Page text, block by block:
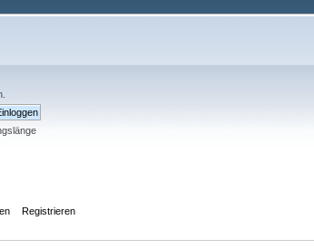
Registrieren